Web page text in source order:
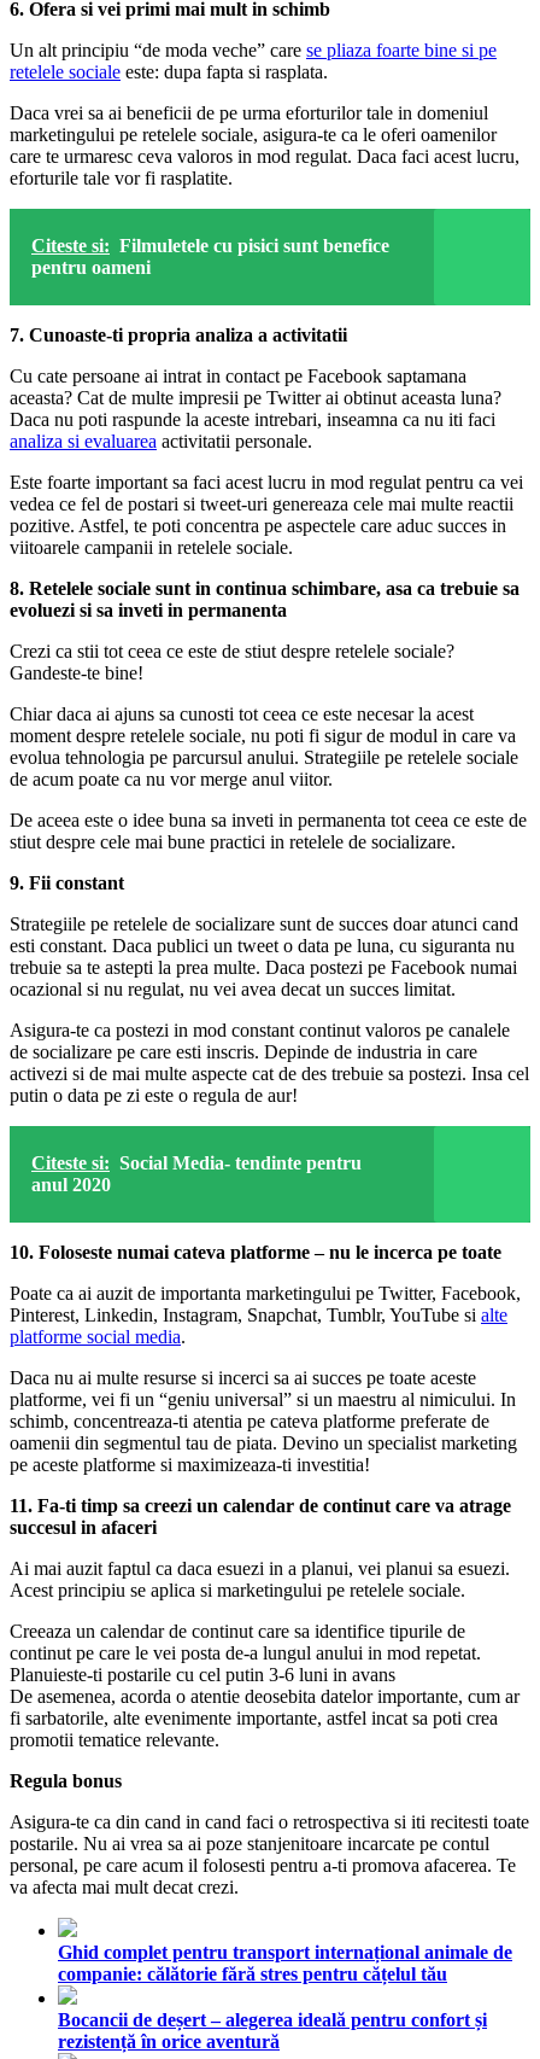
6. Ofera si vei primi mai mult in schimb
Un alt principiu “de moda veche” care se pliaza foarte bine si pe
retelele sociale este: dupa fapta si rasplata.
Daca vrei sa ai beneficii de pe urma eforturilor tale in domeniul
marketingului pe retelele sociale, asigura-te ca le oferi oamenilor
care te urmaresc ceva valoros in mod regulat. Daca faci acest lucru,
eforturile tale vor fi rasplatite.
Citeste si: Filmuletele cu pisici sunt benefice
pentru oameni
7. Cunoaste-ti propria analiza a activitatii
Cu cate persoane ai intrat in contact pe Facebook saptamana
aceasta? Cat de multe impresii pe Twitter ai obtinut aceasta luna?
Daca nu poti raspunde la aceste intrebari, inseamna ca nu iti faci
analiza si evaluarea activitatii personale.
Este foarte important sa faci acest lucru in mod regulat pentru ca vei
vedea ce fel de postari si tweet-uri genereaza cele mai multe reactii
pozitive. Astfel, te poti concentra pe aspectele care aduc succes in
viitoarele campanii in retelele sociale.
8. Retelele sociale sunt in continua schimbare, asa ca trebuie sa
evoluezi si sa inveti in permanenta
Crezi ca stii tot ceea ce este de stiut despre retelele sociale?
Gandeste-te bine!
Chiar daca ai ajuns sa cunosti tot ceea ce este necesar la acest
moment despre retelele sociale, nu poti fi sigur de modul in care va
evolua tehnologia pe parcursul anului. Strategiile pe retelele sociale
de acum poate ca nu vor merge anul viitor.
De aceea este o idee buna sa inveti in permanenta tot ceea ce este de
stiut despre cele mai bune practici in retelele de socializare.
9. Fii constant
Strategiile pe retelele de socializare sunt de succes doar atunci cand
esti constant. Daca publici un tweet o data pe luna, cu siguranta nu
trebuie sa te astepti la prea multe. Daca postezi pe Facebook numai
ocazional si nu regulat, nu vei avea decat un succes limitat.
Asigura-te ca postezi in mod constant continut valoros pe canalele
de socializare pe care esti inscris. Depinde de industria in care
activezi si de mai multe aspecte cat de des trebuie sa postezi. Insa cel
putin o data pe zi este o regula de aur!
Citeste si: Social Media- tendinte pentru
anul 2020
10. Foloseste numai cateva platforme – nu le incerca pe toate
Poate ca ai auzit de importanta marketingului pe Twitter, Facebook,
Pinterest, Linkedin, Instagram, Snapchat, Tumblr, YouTube si alte
platforme social media.
Daca nu ai multe resurse si incerci sa ai succes pe toate aceste
platforme, vei fi un “geniu universal” si un maestru al nimicului. In
schimb, concentreaza-ti atentia pe cateva platforme preferate de
oamenii din segmentul tau de piata. Devino un specialist marketing
pe aceste platforme si maximizeaza-ti investitia!
11. Fa-ti timp sa creezi un calendar de continut care va atrage
succesul in afaceri
Ai mai auzit faptul ca daca esuezi in a planui, vei planui sa esuezi.
Acest principiu se aplica si marketingului pe retelele sociale.
Creeaza un calendar de continut care sa identifice tipurile de
continut pe care le vei posta de-a lungul anului in mod repetat.
Planuieste-ti postarile cu cel putin 3-6 luni in avans
De asemenea, acorda o atentie deosebita datelor importante, cum ar
fi sarbatorile, alte evenimente importante, astfel incat sa poti crea
promotii tematice relevante.
Regula bonus
Asigura-te ca din cand in cand faci o retrospectiva si iti recitesti toate
postarile. Nu ai vrea sa ai poze stanjenitoare incarcate pe contul
personal, pe care acum il folosesti pentru a-ti promova afacerea. Te
va afecta mai mult decat crezi.
Ghid complet pentru transport internațional animale de
companie: călătorie fără stres pentru cățelul tău
Bocancii de deșert – alegerea ideală pentru confort și
rezistență în orice aventură